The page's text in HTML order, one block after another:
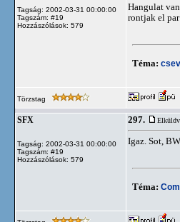
Tagság: 2002-03-31 00:00:00
Tagszám: #19
Hozzászólások: 579
Hangulat
rontjak el
Téma:
Törzstag
SFX
Tagság: 2002-03-31 00:00:00
Tagszám: #19
Hozzászólások: 579
297.
Igaz. Sot,
Téma: